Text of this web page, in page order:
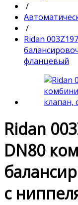
/
/
Ridan
фланцевый
Ridan
DN80
с